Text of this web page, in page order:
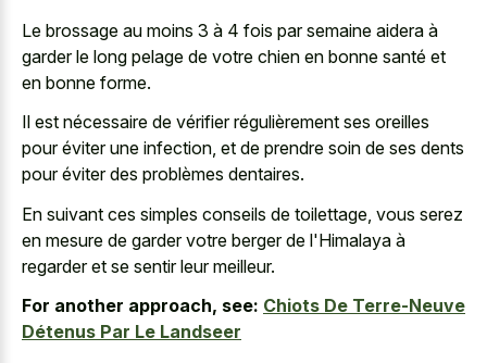
Le brossage au moins 3 à 4 fois par semaine aidera à
garder le long pelage de votre chien en bonne santé et
en bonne forme.
Il est nécessaire de vérifier régulièrement ses oreilles
pour éviter une infection, et de prendre soin de ses dents
pour éviter des problèmes dentaires.
En suivant ces simples conseils de toilettage, vous serez
en mesure de garder votre berger de l'Himalaya à
regarder et se sentir leur meilleur.
For another approach, see: Chiots De Terre-Neuve
Détenus Par Le Landseer